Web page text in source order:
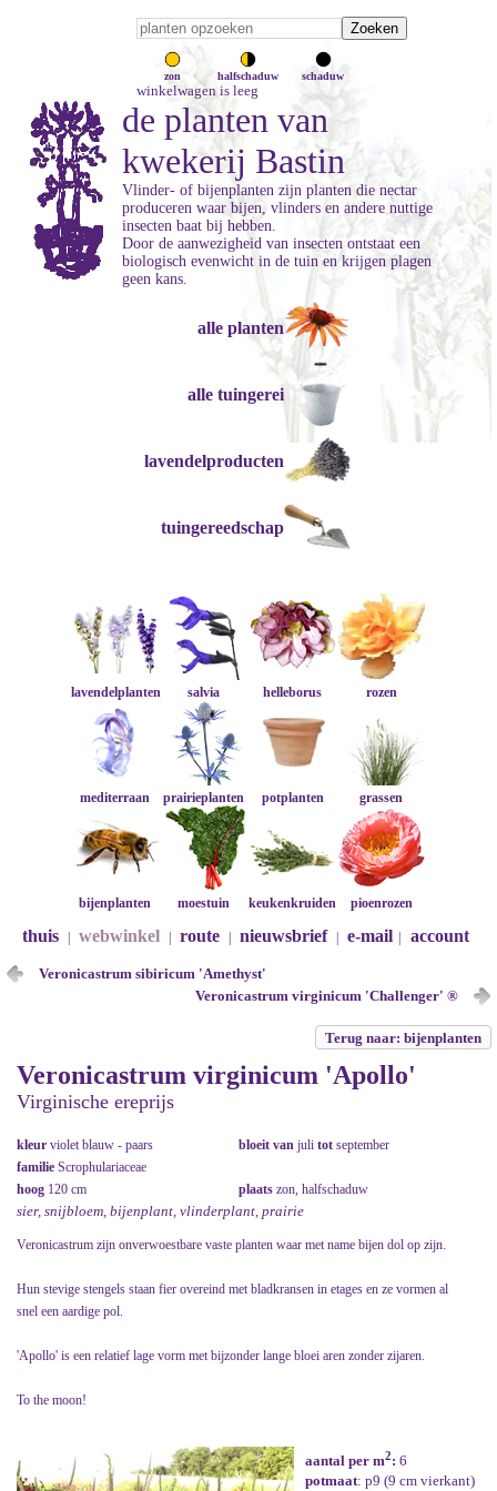
zon halfschaduw schaduw
winkelwagen is leeg
de planten van
kwekerij Bastin
Vlinder- of bijenplanten zijn planten die nectar
produceren waar bijen, vlinders en andere nuttige
insecten baat bij hebben.
Door de aanwezigheid van insecten ontstaat een
biologisch evenwicht in de tuin en krijgen plagen
geen kans.
alle planten
alle tuingerei
lavendelproducten
tuingereedschap
lavendelplanten salvia helleborus rozen
mediterraan prairieplanten potplanten grassen
bijenplanten moestuin keukenkruiden pioenrozen
thuis webwinkel route nieuwsbrief e-mail account
Veronicastrum sibiricum 'Amethyst'
Veronicastrum virginicum 'Challenger' ®
Terug naar: bijenplanten
Veronicastrum virginicum 'Apollo'
Virginische ereprijs
kleur violet blauw - paars bloeit van juli tot september
familie Scrophulariaceae
hoog 120 cm plaats zon, halfschaduw
sier, snijbloem, bijenplant, vlinderplant, prairie
Veronicastrum zijn onverwoestbare vaste planten waar met name bijen dol op zijn.
Hun stevige stengels staan fier overeind met bladkransen in etages en ze vormen al
snel een aardige pol.
'Apollo' is een relatief lage vorm met bijzonder lange bloei aren zonder zijaren.
To the moon!
aantal per m2: 6
potmaat: p9 (9 cm vierkant)